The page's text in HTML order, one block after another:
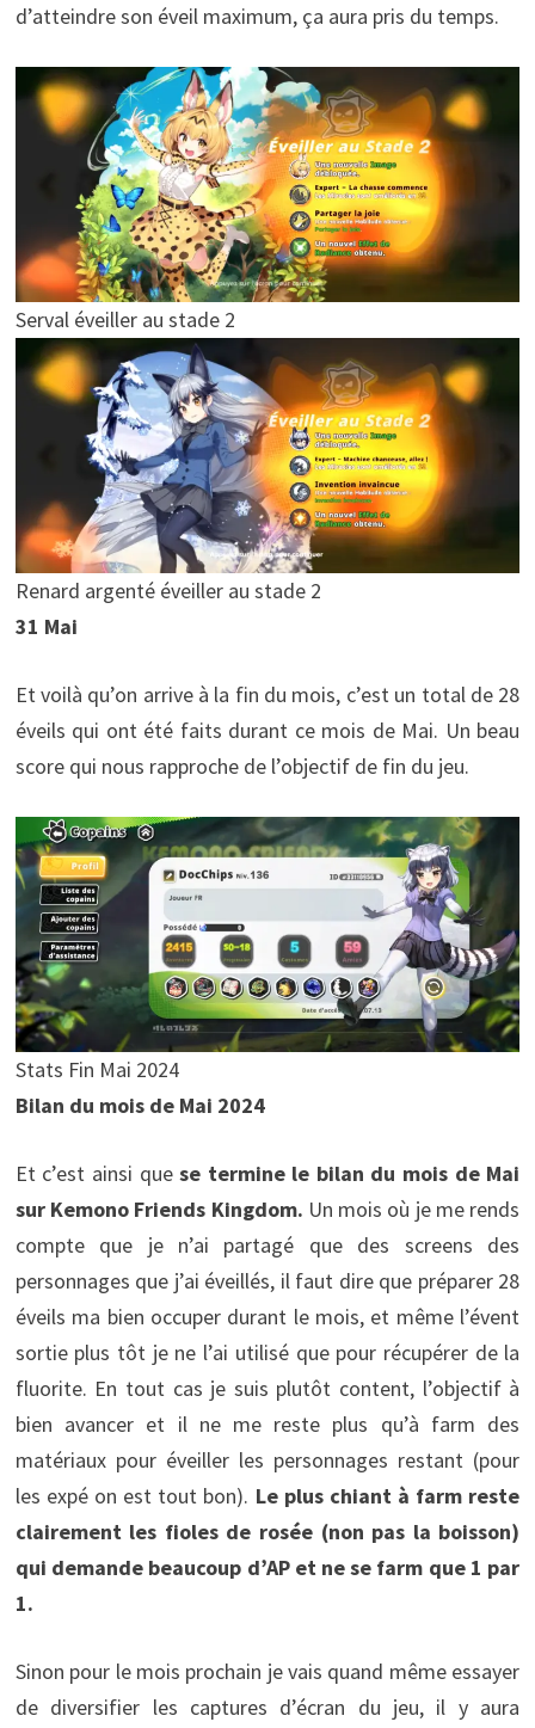
d’atteindre son éveil maximum, ça aura pris du temps.
Serval éveiller au stade 2
Renard argenté éveiller au stade 2
31 Mai
Et voilà qu’on arrive à la fin du mois, c’est un total de 28
éveils qui ont été faits durant ce mois de Mai. Un beau
score qui nous rapproche de l’objectif de fin du jeu.
Stats Fin Mai 2024
Bilan du mois de Mai 2024
Et c’est ainsi quese termine le bilan du mois de Mai
sur Kemono Friends Kingdom. Un mois où je me rends
compte que je n’ai partagé que des screens des
personnages que j’ai éveillés, il faut dire que préparer 28
éveils ma bien occuper durant le mois, et même l’évent
sortie plus tôt je ne l’ai utilisé que pour récupérer de la
fluorite. En tout cas je suis plutôt content, l’objectif à
bien avancer et il ne me reste plus qu’à farm des
matériaux pour éveiller les personnages restant (pour
les expé on est tout bon). Le plus chiant à farm reste
clairement les fioles de rosée (non pas la boisson)
qui demande beaucoup d’AP et ne se farm que 1 par
1.
Sinon pour le mois prochain je vais quand même essayer
de diversifier les captures d’écran du jeu, il y aura